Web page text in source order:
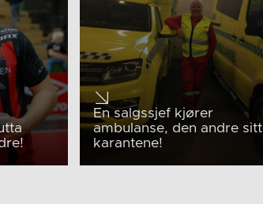
En salgssjef kjører
ambulanse, den andre
karantene!